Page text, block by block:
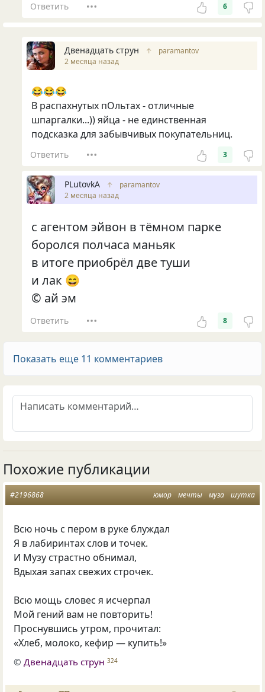
Ответить 6
Двенадцать струн ↑
paramantov
2 месяца назад
😂😂😂
В распахнутых пОльтах - отличные
шпаргалки...)) яйца - не единственная
подсказка для забывчивых покупательниц.
Ответить 3
PLutоvkА ↑
paramantov
2 месяца назад
с агентом эйвон в тёмном парке
боролся полчаса маньяк
в итоге приобрёл две туши
и лак 😄
© ай эм
Ответить 8
Показать еще 11 комментариев
Похожие публикации
юмор мечты муза шутка
#2196868
Всю ночь с пером в руке блуждал
Я в лабиринтах слов и точек.
И Музу страстно обнимал,
Вдыхая запах свежих строчек.
Всю мощь словес я исчерпал
Мой гений вам не повторить!
Проснувшись утром, прочитал:
«Хлеб, молоко, кефир — купить!»
©Двенадцать струн 324